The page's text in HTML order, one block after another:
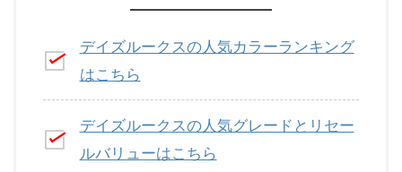
デイズルークスの人気カラーランキング
はこちら
デイズルークスの人気グレードとリセー
ルバリューはこちら